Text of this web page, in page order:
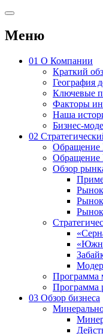
Меню
01 О Компании
Краткий
География
Ключевые
Факторы
Наша
Бизнес-
02
Обращение
Обращение
Обзор
Программа
Программа
03 Обзор бизнеса